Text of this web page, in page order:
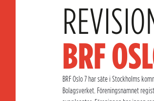
BRF
BRF Oslo 7 har säte i Stockholms
Bolagsverket. Föreningsnamnet